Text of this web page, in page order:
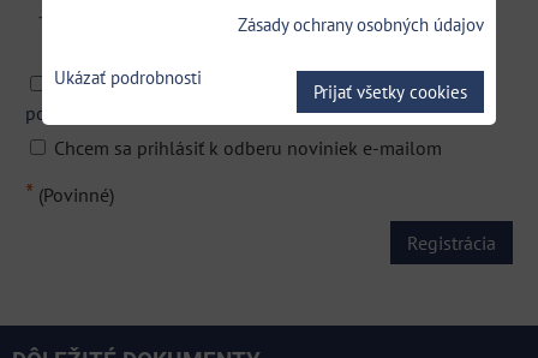
Súhlasím so spracovaním mojich osobných údajov a s
podmienkami používania
Chcem sa prihlásiť k odberu noviniek e-mailom
* (Povinné)
Registrácia
Zásady ochrany osobných údajov
Ukázať podrobnosti
Prijať všetky cookies